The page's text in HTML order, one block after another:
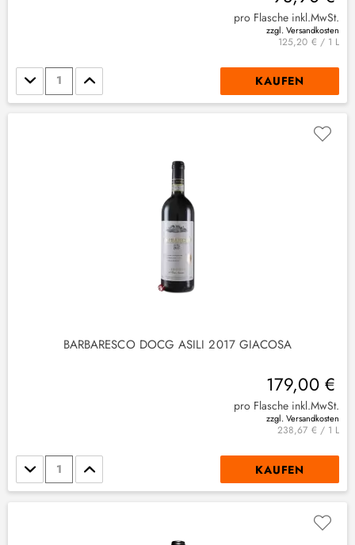
pro Flasche inkl.MwSt.
zzgl. Versandkosten
125,20 € / 1 L
Stückzahl KAUFEN
BARBARESCO DOCG ASILI 2017 GIACOSA
179,00 €
pro Flasche inkl.MwSt.
zzgl. Versandkosten
238,67 € / 1 L
Stückzahl KAUFEN